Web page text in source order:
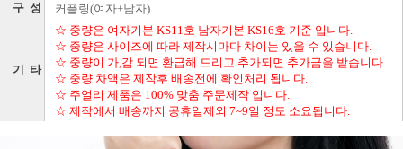
구 성 커플링(여자+남자)
기 타
☆ 중량은 여자기본 KS11호 남자기본 KS16호 기준 입니다.
☆ 중량은 사이즈에 따라 제작시마다 차이는 있을 수 있습니다.
☆ 중량이 가,감 되면 환급해 드리고 추가되면 추가금을 받습니다.
☆ 중량 차액은 제작후 배송전에 확인처리 됩니다.
☆ 주얼리 제품은 100% 맞춤 주문제작 입니다.
☆ 제작에서 배송까지 공휴일제외 7~9일 정도 소요됩니다.